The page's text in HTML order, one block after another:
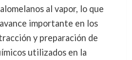
al vapor, lo que
importante en los
y preparación de
utilizados en la